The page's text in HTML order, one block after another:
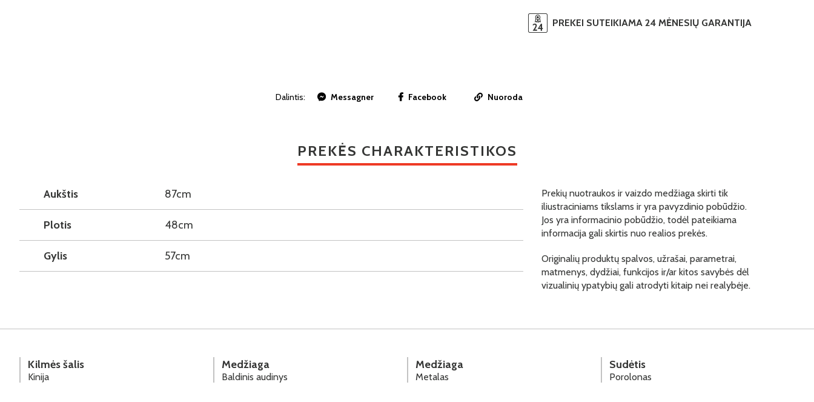
PREKEI SUTEIKIAMA 24 MĖNESIŲ GARANTIJA
Dalintis: Messagner Facebook Nuoroda
PREKĖS CHARAKTERISTIKOS
Aukštis 87cm
Plotis 48cm
Gylis 57cm
Prekių nuotraukos ir vaizdo medžiaga skirti tik
iliustraciniams tikslams ir yra pavyzdinio pobūdžio.
Jos yra informacinio pobūdžio, todėl pateikiama
informacija gali skirtis nuo realios prekės.
Originalių produktų spalvos, užrašai, parametrai,
matmenys, dydžiai, funkcijos ir/ar kitos savybės dėl
vizualinių ypatybių gali atrodyti kitaip nei realybėje.
Kilmės šalis
Kinija
Medžiaga
Baldinis audinys
Medžiaga
Metalas
Sudėtis
Porolonas